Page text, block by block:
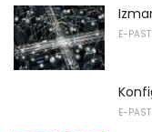
E-
E-